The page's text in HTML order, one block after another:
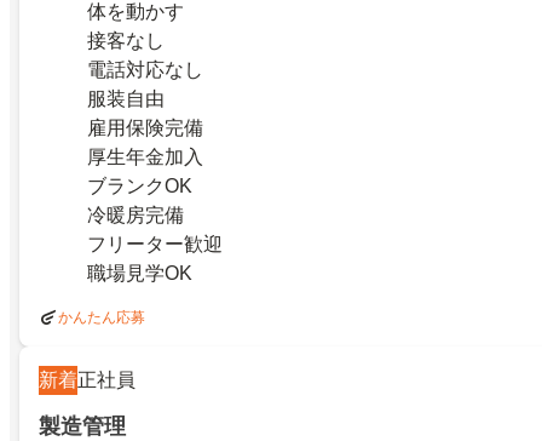
体を動かす
接客なし
電話対応なし
服装自由
雇用保険完備
厚生年金加入
ブランクOK
冷暖房完備
フリーター歓迎
職場見学OK
かんたん応募
新着正社員
製造管理